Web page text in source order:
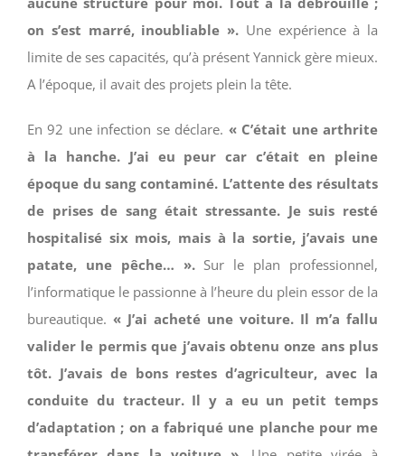
on s’est marré, inoubliable ». Une expérience à la
limite de ses capacités, qu’à présent Yannick gère mieux.
A l’époque, il avait des projets plein la tête.
En 92 une infection se déclare. « C’était unearthrite
à la hanche. J’ai eu peur car c’était en pleine
époque du sang contaminé. L’attente des résultats
de prises de sang était stressante. Je suis resté
hospitalisé six mois, mais à la sortie, j’avais une
patate, une pêche… ».Sur le plan professionnel,
l’informatique le passionne à l’heure du plein essor de la
bureautique. « J’ai acheté une voiture. Il m’a fallu
valider le permis que j’avais obtenu onze ans plus
tôt. J’avais de bons restes d’agriculteur, avec la
conduite du tracteur. Il y a eu un petit temps
d’adaptation ; on a fabriqué une planche pour me